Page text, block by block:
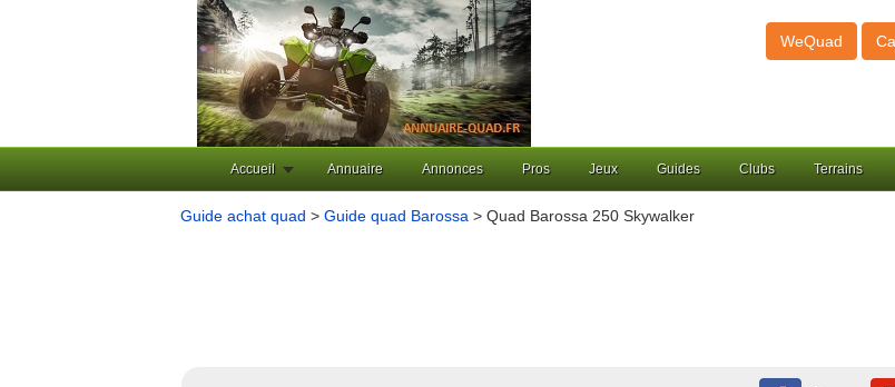
WeQuad
Accueil Annuaire Annonces Pros Jeux Guides Clubs Terrains
Guide achat quad > Guide quad Barossa > Quad Barossa 250 Skywalker